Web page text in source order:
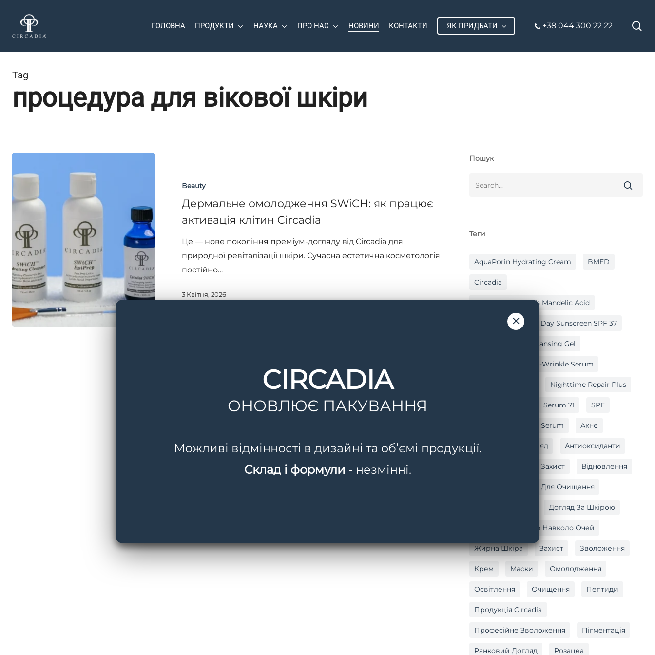
main
Hit enter to search or ESC to close
ГОЛОВНА ПРОДУКТИ НАУКА ПРО НАС НОВИНИ КОНТАКТИ ЯК ПРИДБАТИ +38 044 300 22 22
Tag
процедура для вікової шкіри
SWiCH:
працює
Circadia
Beauty
Дермальне омолодження SWiCH: як працює
активація клітин Circadia
Це — нове покоління преміум-догляду від Circadia для
природної ревіталізації шкіри. Сучасна естетична косметологія
постійно…
3 Квітня, 2026
Пошук
Теги
AquaPorin Hydrating Cream BMED
Circadia
Cleansing Gel With Mandelic Acid
Light Day Sunscreen SPF 37
Lipid Replacing Cleansing Gel
Myo-Cyte Plus Anti-Wrinkle Serum
Nighttime Repair Plus
Serum 71 SPF
Vitamin C Reversal Serum Акне
Антивіковий Догляд Антиоксиданти
Антиоксидантний Захист Відновлення
Гель Для Очищення
Догляд За Шкірою
Догляд За Шкірою Навколо Очей
Жирна Шкіра Захист Зволоження
Крем Маски Омолодження
Освітлення Очищення Пептиди
Продукція Circadia
Професійне Зволоження Пігментація
Ранковий Догляд Розацеа
×
CIRCADIA
ОНОВЛЮЄ ПАКУВАННЯ
Можливі відмінності в дизайні та об’ємі продукції.
Склад і формули - незмінні.